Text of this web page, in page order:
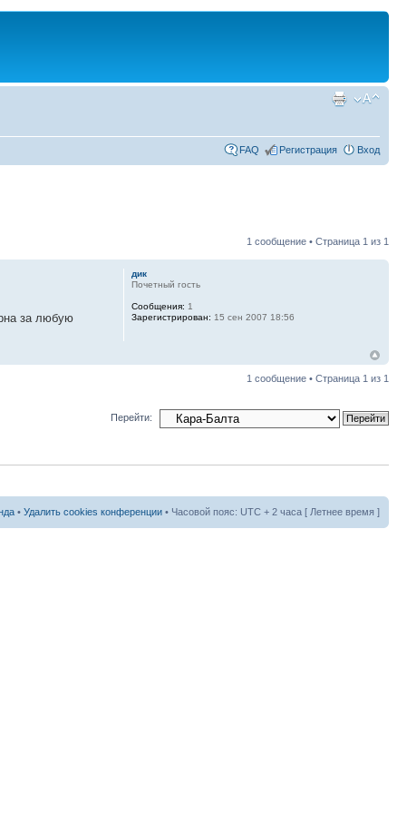
FAQ Регистрация Вход
1 сообщение • Страница 1 из 1
за любую
дик
Почетный гость
Сообщения: 1
Зарегистрирован: 15 сен 2007 18:56
1 сообщение • Страница 1 из 1
Перейти:
• Удалить cookies конференции • Часовой пояс: UTC + 2 часа [ Летнее время ]